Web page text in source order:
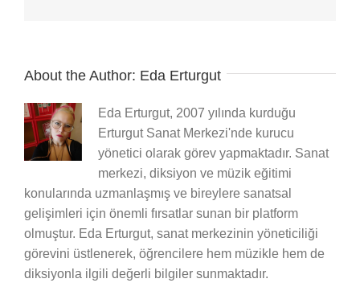
About the Author: Eda Erturgut
Eda Erturgut, 2007 yılında kurduğu
Erturgut Sanat Merkezi'nde kurucu
yönetici olarak görev yapmaktadır. Sanat
merkezi, diksiyon ve müzik eğitimi
konularında uzmanlaşmış ve bireylere sanatsal
gelişimleri için önemli fırsatlar sunan bir platform
olmuştur. Eda Erturgut, sanat merkezinin yöneticiliği
görevini üstlenerek, öğrencilere hem müzikle hem de
diksiyonla ilgili değerli bilgiler sunmaktadır.